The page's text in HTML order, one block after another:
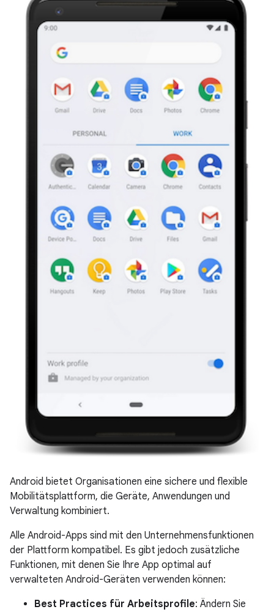
Android bietet Organisationen eine sichere und flexible
Mobilitätsplattform, die Geräte, Anwendungen und
Verwaltung kombiniert.
Alle Android-Apps sind mit den Unternehmensfunktionen
der Plattform kompatibel. Es gibt jedoch zusätzliche
Funktionen, mit denen Sie Ihre App optimal auf
verwalteten Android-Geräten verwenden können:
Best Practices für Arbeitsprofile: Ändern Sie